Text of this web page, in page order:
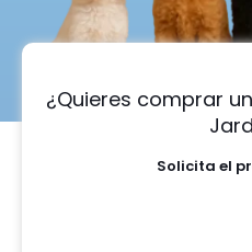
¿Quieres comprar
Solicita el